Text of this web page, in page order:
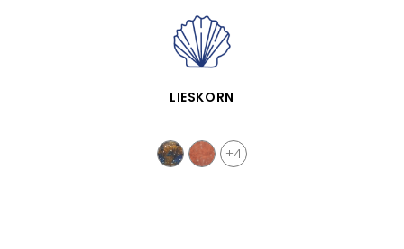
SCHNELLANSICHT
LIESKORN
+4